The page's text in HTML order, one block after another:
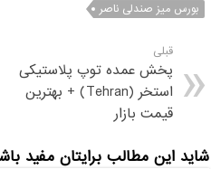
بورس میز صندلی ناصر
قبلی
پخش عمده توپ پلاستیکی
استخر (Tehran) + بهترين
قيمت بازار
شاید این مطالب برایتان مفید